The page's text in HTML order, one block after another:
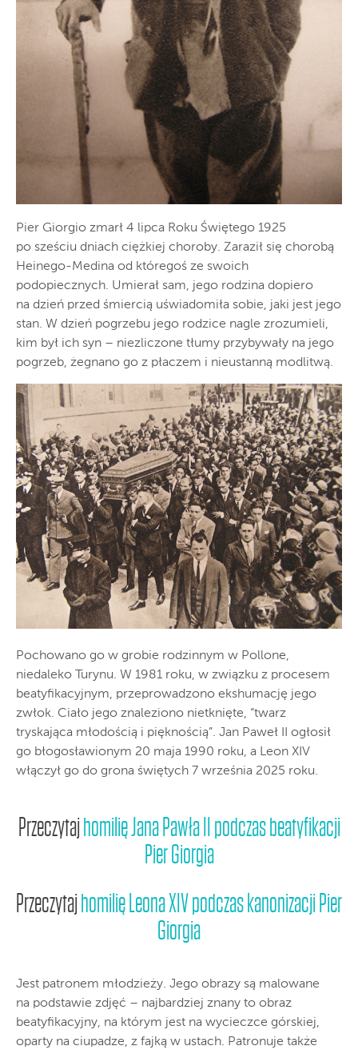
Pier Giorgio zmarł 4 lipca Roku Świętego 1925
po sześciu dniach ciężkiej choroby. Zaraził się chorobą
Heinego-Medina od któregoś ze swoich
podopiecznych. Umierał sam, jego rodzina dopiero
na dzień przed śmiercią uświadomiła sobie, jaki jest jego
stan. W dzień pogrzebu jego rodzice nagle zrozumieli,
kim był ich syn – niezliczone tłumy przybywały na jego
pogrzeb, żegnano go z płaczem i nieustanną modlitwą.
Pochowano go w grobie rodzinnym w Pollone,
niedaleko Turynu. W 1981 roku, w związku z procesem
beatyfikacyjnym, przeprowadzono ekshumację jego
zwłok. Ciało jego znaleziono nietknięte, “twarz
tryskająca młodością i pięknością”. Jan Paweł II ogłosił
go błogosławionym 20 maja 1990 roku, a Leon XIV
włączył go do grona świętych 7 września 2025 roku.
Przeczytajhomilię Jana Pawła II podczas beatyfikacji
Pier Giorgia
Przeczytajhomilię Leona XIV podczas kanonizacji Pier
Giorgia
Jest patronem młodzieży. Jego obrazy są malowane
na podstawie zdjęć – najbardziej znany to obraz
beatyfikacyjny, na którym jest na wycieczce górskiej,
oparty na ciupadze, z fajką w ustach. Patronuje także